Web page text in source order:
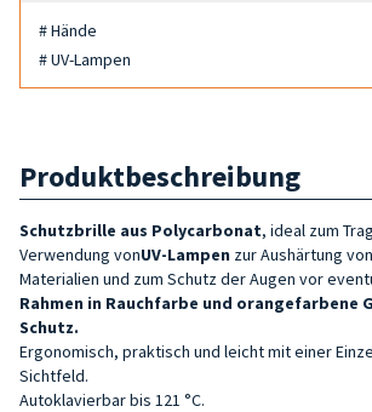
# Hände
# UV-Lampen
Produktbeschreibung
Schutzbrille aus Polycarbonat, ideal zum
Verwendung vonUV-Lampen zur Aushärtung
Materialien und zum Schutz der Augen vor
Rahmen in Rauchfarbe und orangefarbene
Schutz.
Ergonomisch, praktisch und leicht mit einer
Sichtfeld.
Autoklavierbar bis 121 °C.